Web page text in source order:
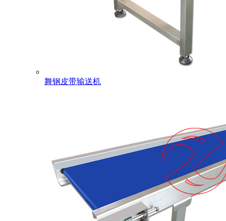
舞钢皮带输送机